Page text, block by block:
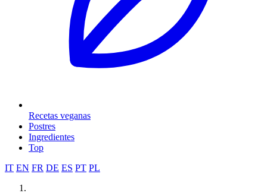
Recetas veganas
Postres
Ingredientes
Top
IT EN FR DE ES PT PL